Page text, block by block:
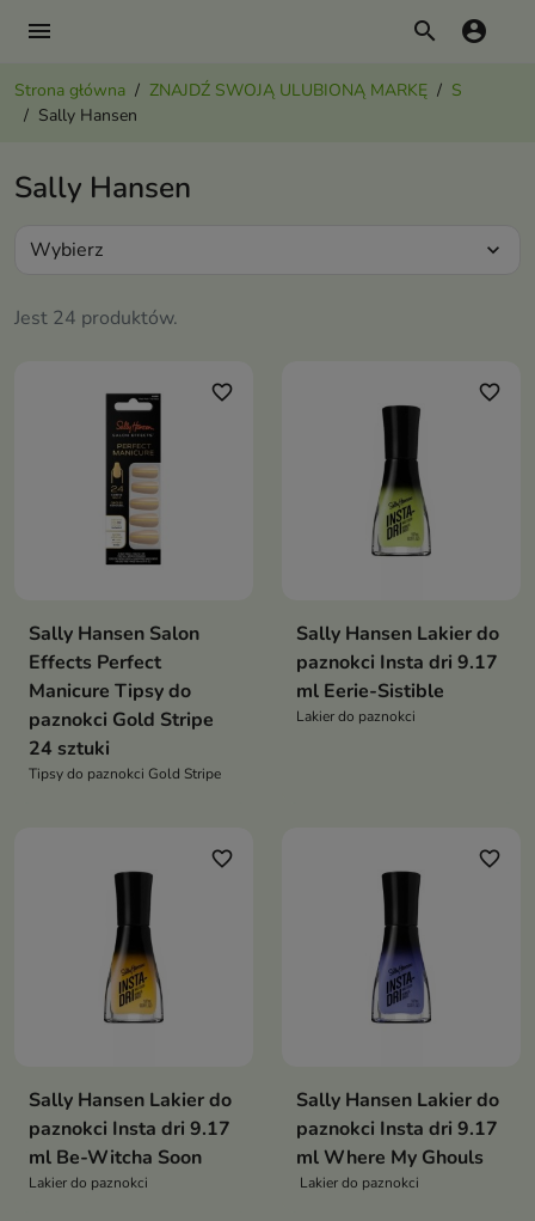
menu search account_circle
Strona główna ZNAJDŹ SWOJĄ ULUBIONĄ MARKĘ
S
Sally Hansen
Sally Hansen
Jest 24 produktów.
Wybierz expand_more
favorite_border
Sally Hansen Salon
Effects Perfect
Manicure Tipsy do
paznokci Gold Stripe
24 sztuki
Tipsy do paznokci Gold Stripe
favorite_border
Sally Hansen Lakier do
paznokci Insta dri 9.17
ml Eerie-Sistible
Lakier do paznokci
favorite_border
Sally Hansen Lakier do
paznokci Insta dri 9.17
ml Be-Witcha Soon
Lakier do paznokci
favorite_border
Sally Hansen Lakier do
paznokci Insta dri 9.17
ml Where My Ghouls
Lakier do paznokci